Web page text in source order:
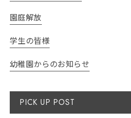
園庭解放
学生の皆様
幼稚園からのお知らせ
PICK UP POST